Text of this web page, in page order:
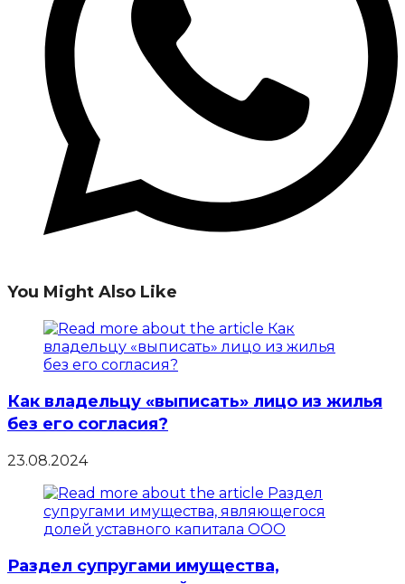
You Might Also Like
Как владельцу «выписать» лицо из жилья
без его согласия?
23.08.2024
Раздел супругами имущества,